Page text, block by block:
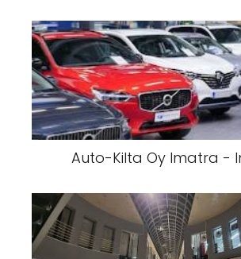
Auto-Kilta Oy Imatra -